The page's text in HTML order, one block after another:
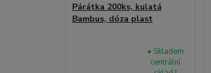
Párátka 200ks, kulatá
Bambus, dóza plast
• Skladem
centrální